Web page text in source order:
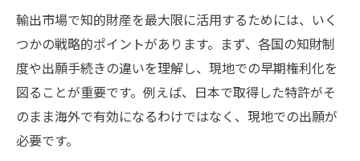
輸出市場で知的財産を最大限に活用するためには、いく
つかの戦略的ポイントがあります。まず、各国の知財制
度や出願手続きの違いを理解し、現地での早期権利化を
図ることが重要です。例えば、日本で取得した特許がそ
のまま海外で有効になるわけではなく、現地での出願が
必要です。